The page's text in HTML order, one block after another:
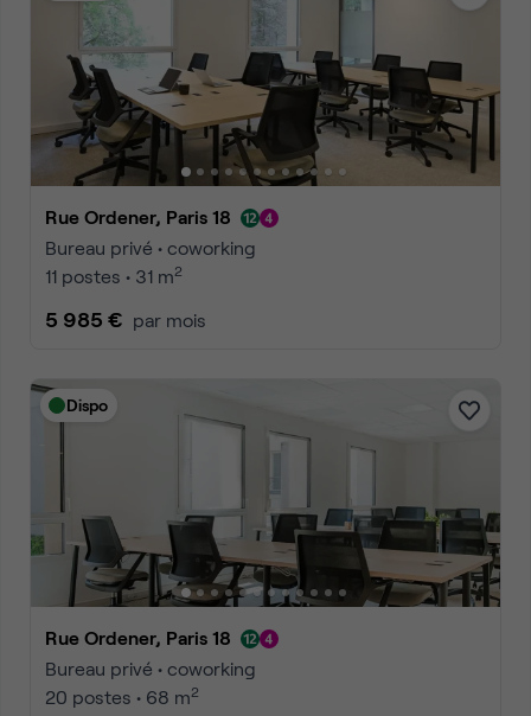
Rue Ordener, Paris 18
Bureau privé • coworking
11 postes • 31 m2
5 985 € par mois
Dispo
Rue Ordener, Paris 18
Bureau privé • coworking
20 postes • 68 m2